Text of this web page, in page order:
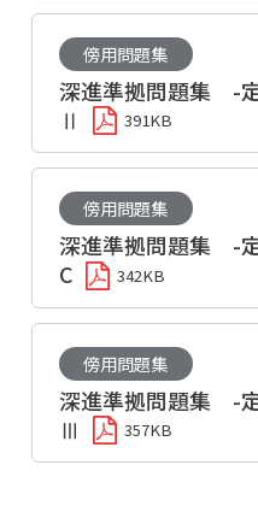
傍用問題集
深進準拠問題集 -
Ⅱ
391KB
傍用問題集
深進準拠問題集 -
C
342KB
傍用問題集
深進準拠問題集 -
Ⅲ
357KB